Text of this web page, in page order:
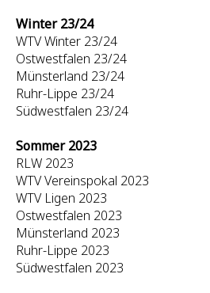
Winter 23/24
WTV Winter 23/24
Ostwestfalen 23/24
Münsterland 23/24
Ruhr-Lippe 23/24
Südwestfalen 23/24
Sommer 2023
RLW 2023
WTV Vereinspokal 2023
WTV Ligen 2023
Ostwestfalen 2023
Münsterland 2023
Ruhr-Lippe 2023
Südwestfalen 2023